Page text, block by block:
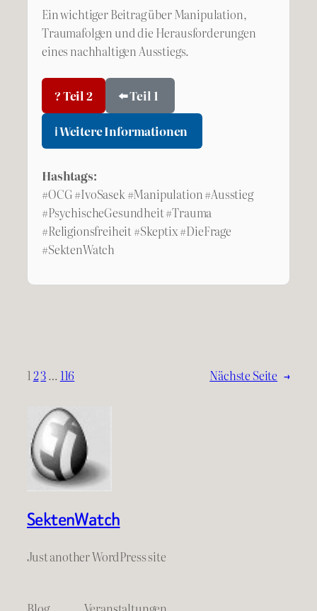
Ein wichtiger Beitrag über Manipulation,
Traumafolgen und die Herausforderungen
eines nachhaltigen Ausstiegs.
? Teil 2 ⬅️ Teil 1
ℹ️ Weitere Informationen
Hashtags:
#OCG #IvoSasek #Manipulation #Ausstieg
#PsychischeGesundheit #Trauma
#Religionsfreiheit #Skeptix #DieFrage
#SektenWatch
123… 116 Nächste Seite →
SektenWatch
Just another WordPress site